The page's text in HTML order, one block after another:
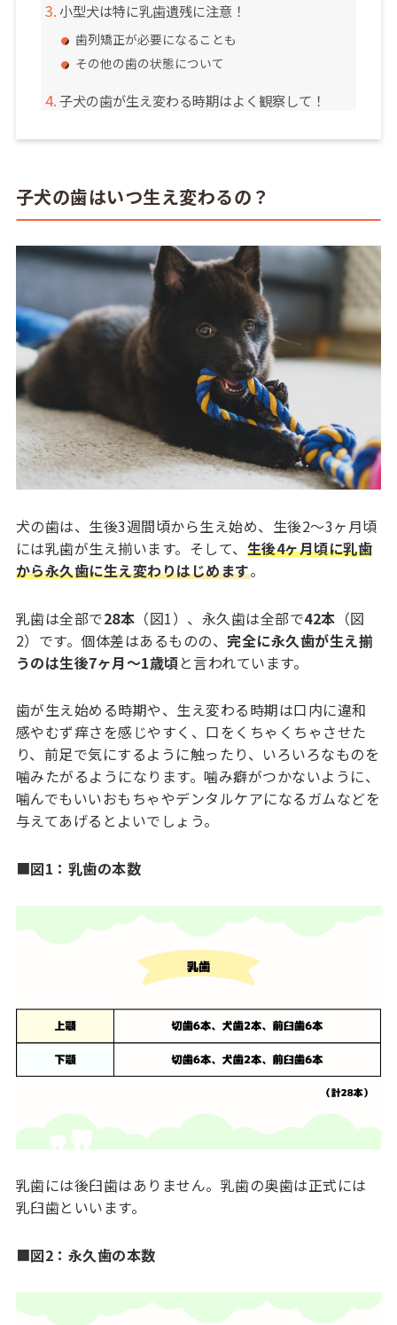
小型犬は特に乳歯遺残に注意！
歯列矯正が必要になることも
その他の歯の状態について
子犬の歯が生え変わる時期はよく観察して！
子犬の歯はいつ生え変わるの？
犬の歯は、生後3週間頃から生え始め、生後2～3ヶ月頃
には乳歯が生え揃います。そして、 生後4ヶ月頃に乳歯
から永久歯に生え変わりはじめます。
乳歯は全部で28本 （図1）、永久歯は全部で42本 （図
2）です。個体差はあるものの、完全に永久歯が生え揃
うのは生後7ヶ月～1歳頃と言われています。
歯が生え始める時期や、生え変わる時期は口内に違和
感やむず痒さを感じやすく、口をくちゃくちゃさせた
り、前足で気にするように触ったり、いろいろなものを
噛みたがるようになります。噛み癖がつかないように、
噛んでもいいおもちゃやデンタルケアになるガムなどを
与えてあげるとよいでしょう。
■図1：乳歯の本数
乳歯には後臼歯はありません。乳歯の奥歯は正式には
乳臼歯といいます。
■図2：永久歯の本数